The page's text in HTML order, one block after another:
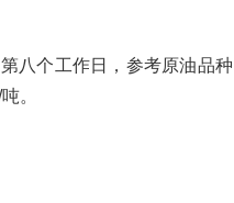
八个工作日，参考原油品种
。